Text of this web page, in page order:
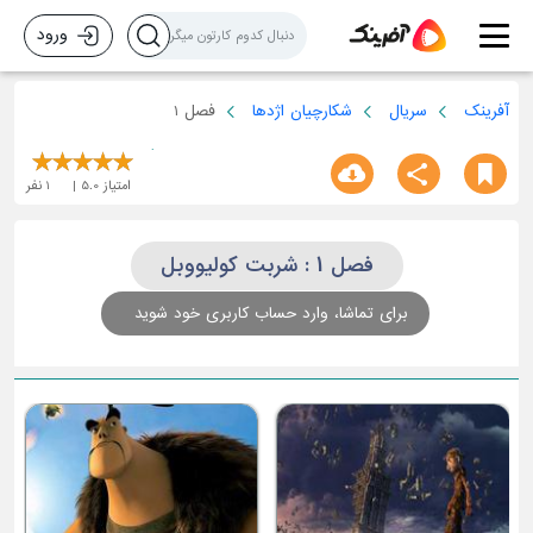
ورود
آفرینک سریال شکارچیان اژدها فصل 1
امتیاز 5.0
1 نفر
فصل 1 : شربت کولیووبل
برای تماشا، وارد حساب کاربری خود شوید